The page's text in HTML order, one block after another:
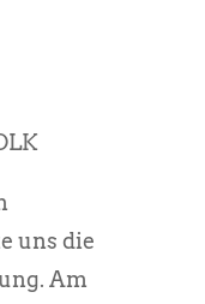
uns die
Am